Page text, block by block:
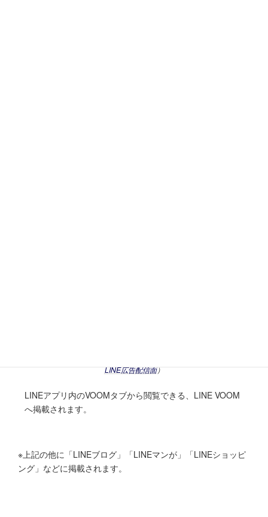
LINE広告配信面）
LINEアプリ内のVOOMタブから閲覧できる、LINE VOOM
へ掲載されます。
※上記の他に「LINEブログ」「LINEマンが」「LINEショッピ
ング」などに掲載されます。